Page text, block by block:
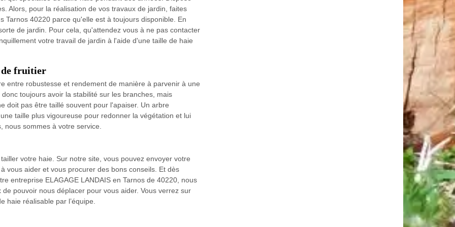
Alors, pour la réalisation de vos travaux de jardin, faites
Tarnos 40220 parce qu'elle est à toujours disponible. En
de jardin. Pour cela, qu'attendez vous à ne pas contacter
votre travail de jardin à l'aide d'une taille de haie
de fruitier
entre robustesse et rendement de manière à parvenir à une
toujours avoir la stabilité sur les branches, mais
doit pas être taillé souvent pour l'apaiser. Un arbre
taille plus vigoureuse pour redonner la végétation et lui
nous sommes à votre service.
votre haie. Sur notre site, vous pouvez envoyer votre
vous aider et vous procurer des bons conseils. Et dès
entreprise ELAGAGE LANDAIS en Tarnos de 40220, nous
pouvoir nous déplacer pour vous aider. Vous verrez sur
haie réalisable par l’équipe.